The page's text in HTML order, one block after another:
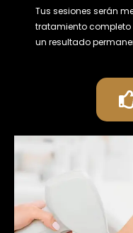
Tus sesiones serán
tratamiento completo
un resultado